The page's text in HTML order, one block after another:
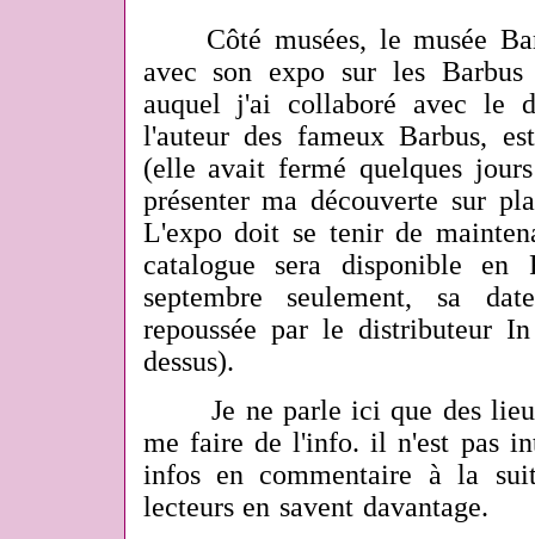
Côté musées, le musée
avec son expo sur les
auquel j'ai collaboré avec le
l'auteur des fameux Barbus,
(elle avait fermé quelques
présenter ma découverte sur
L'expo doit se tenir de
catalogue sera disponible
septembre seulement, sa
repoussée par le distributeur
dessus).
Je ne parle ici que des
me faire de l'info. il n'est pas
infos en commentaire à la
lecteurs en savent davantage.